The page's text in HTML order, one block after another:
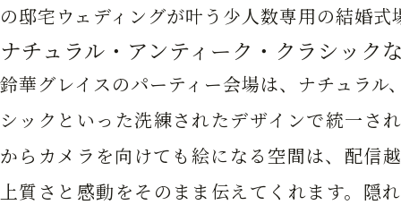
の邸宅ウェディングが叶う少人数専用の結婚式
ナチュラル・アンティーク・クラシック
鈴華グレイスのパーティー会場は、ナチュラル
シックといった洗練されたデザインで統一さ
からカメラを向けても絵になる空間は、配信
上質さと感動をそのまま伝えてくれます。隠